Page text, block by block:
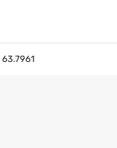
63.7961